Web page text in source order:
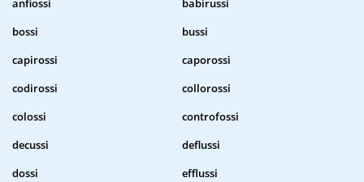
anfiossi
babirussi
bossi
bussi
capirossi
caporossi
codirossi
collorossi
colossi
controfossi
decussi
deflussi
dossi
efflussi